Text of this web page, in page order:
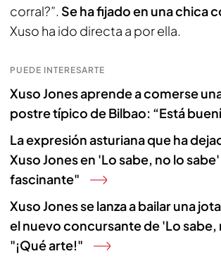
corral?”. Se ha fijado en una chica
Xuso ha ido directa a por ella.
PUEDE INTERESARTE
Xuso Jones aprende a comerse
postre típico de Bilbao: “Está
La expresión asturiana que ha
Xuso Jones en 'Lo sabe, no lo
fascinante"
Xuso Jones se lanza a bailar una
el nuevo concursante de 'Lo sabe,
"¡Qué arte!"